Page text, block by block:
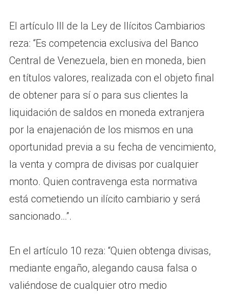
El artículo III de la Ley de Ilícitos Cambiarios
reza: “Es competencia exclusiva del Banco
Central de Venezuela, bien en moneda, bien
en títulos valores, realizada con el objeto final
de obtener para sí o para sus clientes la
liquidación de saldos en moneda extranjera
por la enajenación de los mismos en una
oportunidad previa a su fecha de vencimiento,
la venta y compra de divisas por cualquier
monto. Quien contravenga esta normativa
está cometiendo un ilícito cambiario y será
sancionado…”.
En el artículo 10 reza: “Quien obtenga divisas,
mediante engaño, alegando causa falsa o
valiéndose de cualquier otro medio